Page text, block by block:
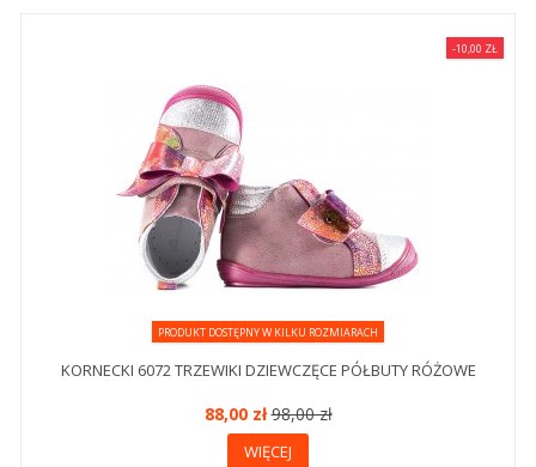
-10,00 ZŁ
PRODUKT DOSTĘPNY W KILKU ROZMIARACH
KORNECKI 6072 TRZEWIKI DZIEWCZĘCE PÓŁBUTY RÓŻOWE
88,00 zł98,00 zł
WIĘCEJ